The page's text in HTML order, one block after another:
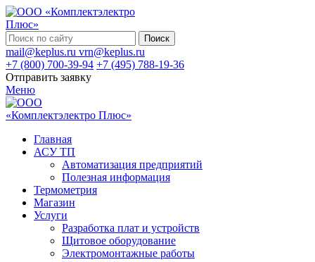
Поиск
mail@keplus.ru vrn@keplus.ru
+7 (800) 700-39-94 +7 (495) 788-19-36
Отправить заявку
Меню
Главная
АСУ ТП
Автоматизация предприятий
Полезная информация
Термометрия
Магазин
Услуги
Разработка плат и устройств
Щитовое оборудование
Электромонтажные работы